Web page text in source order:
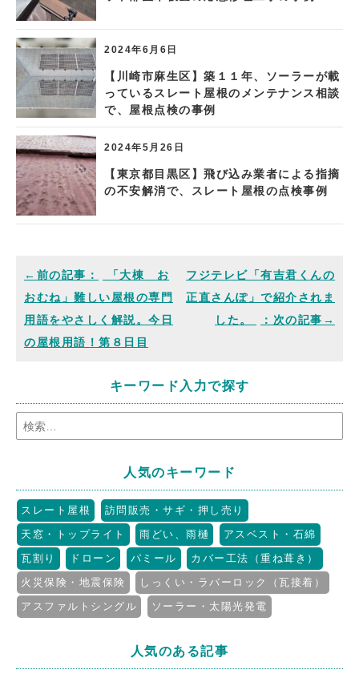
2024年6月6日
【川崎市麻生区】築１１年、ソーラーが載
っているスレート屋根のメンテナンス相談
で、屋根点検の事例
2024年5月26日
【東京都目黒区】飛び込み業者による指摘
の不安解消で、スレート屋根の点検事例
「大棟 お
おむね」難しい屋根の専門
用語をやさしく解説。今日
の屋根用語！第８日目
フジテレビ「有吉君くんの
正直さんぽ」で紹介されま
した。
キーワード入力で探す
人気のキーワード
スレート屋根
訪問販売・サギ・押し売り
天窓・トップライト
雨どい、雨樋
アスベスト・石綿
瓦割り
ドローン パミール
カバー工法（重ね葺き）
火災保険・地震保険
しっくい・ラバーロック（瓦接着）
アスファルトシングル
ソーラー・太陽光発電
人気のある記事